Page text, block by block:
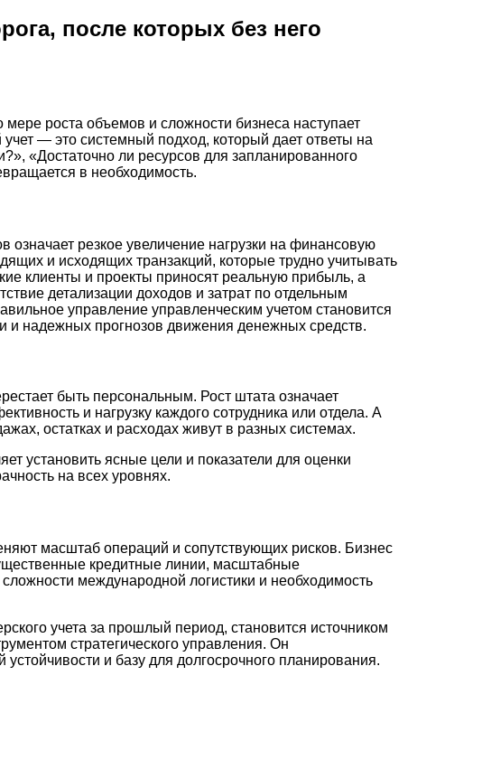
после которых без него
роста объемов и сложности бизнеса наступает
— это системный подход, который дает ответы на
«Достаточно ли ресурсов для запланированного
в необходимость.
резкое увеличение нагрузки на финансовую
и исходящих транзакций, которые трудно учитывать
клиенты и проекты приносят реальную прибыль, а
детализации доходов и затрат по отдельным
управление управленческим учетом становится
и надежных прогнозов движения денежных средств.
быть персональным. Рост штата означает
и нагрузку каждого сотрудника или отдела. А
остатках и расходах живут в разных системах.
установить ясные цели и показатели для оценки
на всех уровнях.
масштаб операций и сопутствующих рисков. Бизнес
кредитные линии, масштабные
международной логистики и необходимость
учета за прошлый период, становится источником
стратегического управления. Он
и базу для долгосрочного планирования.